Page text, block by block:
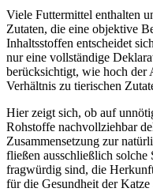
Viele Futtermittel enthalten
Zutaten, die eine objektive
Inhaltsstoffen entscheidet
nur eine vollständige
berücksichtigt, wie hoch der
Verhältnis zu tierischen
Hier zeigt sich, ob auf
Rohstoffe nachvollziehbar
Zusammensetzung zur
fließen ausschließlich
fragwürdig sind, die
für die Gesundheit der Katze